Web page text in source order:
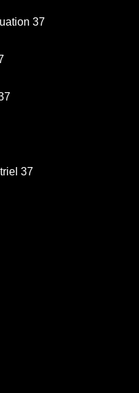
37
37